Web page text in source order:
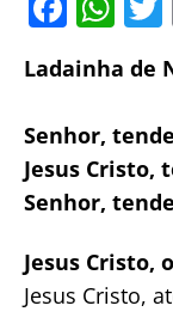
a
c
e
b
o
k
at
s
A
p
Ladainha de
Senhor,
Jesus Cristo,
Senhor,
Jesus Cristo,
Jesus Cristo,